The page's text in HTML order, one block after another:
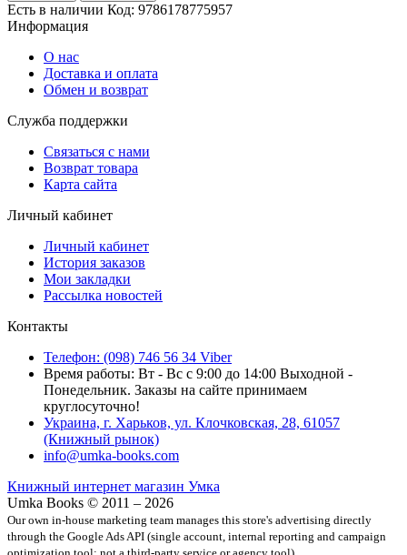
Есть в наличии Код: 9786178775957
Информация
О нас
Доставка и оплата
Обмен и возврат
Служба поддержки
Связаться с нами
Возврат товара
Карта сайта
Личный кабинет
Личный кабинет
История заказов
Мои закладки
Рассылка новостей
Контакты
Телефон: (098) 746 56 34 Viber
Время работы: Вт - Вс с 9:00 до 14:00 Выходной -
Понедельник. Заказы на сайте принимаем
круглосуточно!
Украина, г. Харьков, ул. Клочковская, 28, 61057
(Книжный рынок)
info@umka-books.com
Книжный интернет магазин Умка
Umka Books © 2011 – 2026
Our own in-house marketing team manages this store's advertising directly
through the Google Ads API (single account, internal reporting and campaign